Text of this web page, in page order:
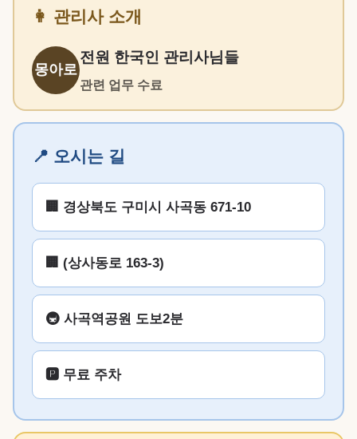
👩 관리사 소개
몽아로
전원 한국인 관리사님들
관련 업무 수료
📍 오시는 길
🏢 경상북도 구미시 사곡동 671-10
🏢 (상사동로 163-3)
🚇 사곡역공원 도보2분
🅿️ 무료 주차